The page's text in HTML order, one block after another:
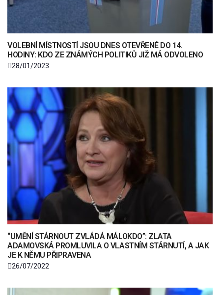
VOLEBNÍ MÍSTNOSTÍ JSOU DNES OTEVŘENÉ DO 14.
HODINY: KDO ZE ZNÁMÝCH POLITIKŮ JIŽ MÁ ODVOLENO
28/01/2023
“UMĚNÍ STÁRNOUT ZVLÁDÁ MÁLOKDO”: ZLATA
ADAMOVSKÁ PROMLUVILA O VLASTNÍM STÁRNUTÍ, A JAK
JE K NĚMU PŘIPRAVENA
26/07/2022